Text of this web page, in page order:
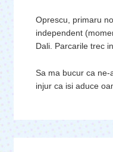
Oprescu, primaru
independent
Dali. Parcarile trec
Sa ma bucur ca ne-
injur ca isi aduce